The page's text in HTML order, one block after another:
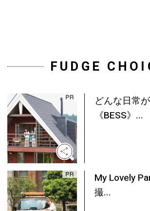
FUDGE
どんな日常
《BESS》...
My Lovely
撮...